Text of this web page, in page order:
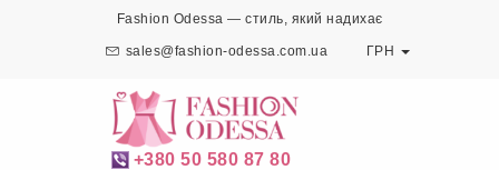
Fashion Odessa — стиль, який надихає
sales@fashion-odessa.com.ua ГРН
+380 50 580 87 80